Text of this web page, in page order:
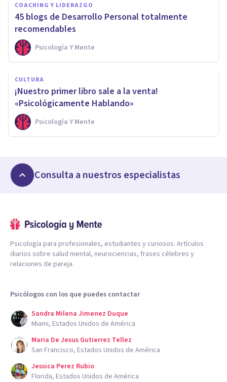
COACHING Y LIDERAZGO
45 blogs de Desarrollo Personal totalmente
recomendables
Psicología Y Mente
CULTURA
​¡Nuestro primer libro sale a la venta!
«Psicológicamente Hablando»
Psicología Y Mente
Consulta a nuestros especialistas
Psicología para profesionales, estudiantes y curiosos. Artículos
diarios sobre salud mental, neurociencias, frases célebres y
relaciones de pareja.
Psicólogos con los que puedes contactar
Sandra Milena Jimenez Duque
Miami, Estados Unidos de América
Maria De Jesus Gutierrez Tellez
San Francisco, Estados Unidos de América
Jessica Perez Rubio
Florida, Estados Unidos de América